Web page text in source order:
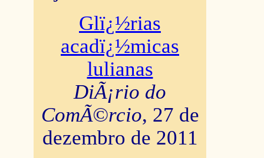
Glï¿½rias
acadï¿½micas
lulianas
DiÃ¡rio do
ComÃ©rcio, 27 de
dezembro de 2011